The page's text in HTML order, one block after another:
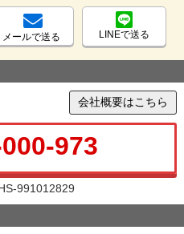
メールで送る LINEで送る
会社概要はこちら
973
991012829